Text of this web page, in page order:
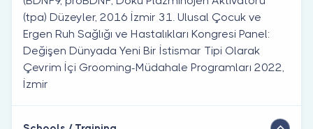
(tpa) Düzeyler, 2016 İzmir 31. Ulusal Çocuk ve
Ergen Ruh Sağlığı ve Hastalıkları Kongresi Panel:
Değişen Dünyada Yeni Bir İstismar Tipi Olarak
Çevrim İçi Grooming-Müdahale Programları 2022,
İzmir